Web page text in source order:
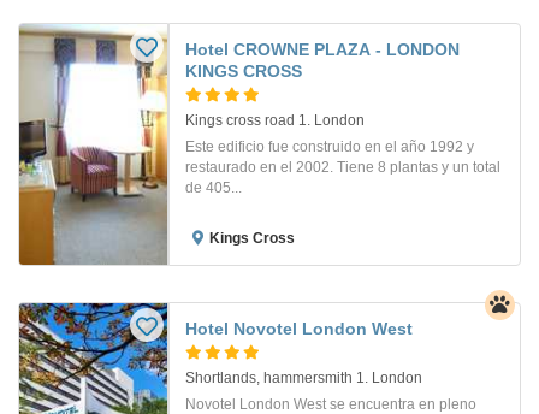
Hotel CROWNE PLAZA - LONDON
KINGS CROSS
Kings cross road 1. London
Este edificio fue construido en el año 1992 y
restaurado en el 2002. Tiene 8 plantas y un total
de 405...
Kings Cross
Hotel Novotel London West
Shortlands, hammersmith 1. London
Novotel London West se encuentra en pleno